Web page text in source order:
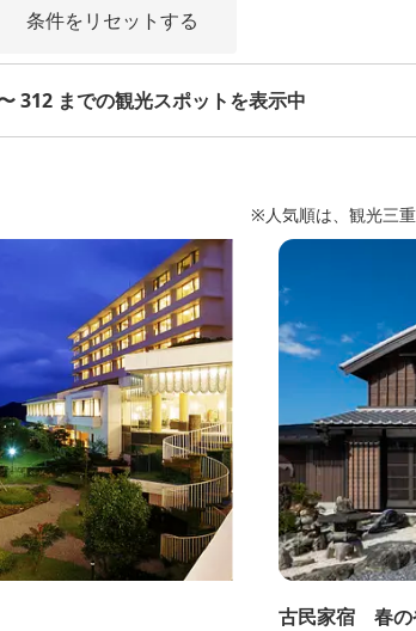
条件をリセットする
312 までの観光スポットを表示中
※人気順は、観光三
古民家宿 春の